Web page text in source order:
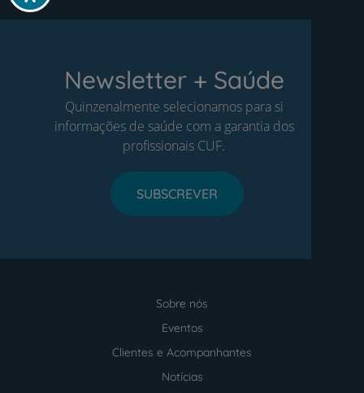
Newsletter + Saúde
Quinzenalmente selecionamos para si
informações de saúde com a garantia dos
profissionais CUF.
SUBSCREVER
Sobre nós
Eventos
Clientes e Acompanhantes
Notícias